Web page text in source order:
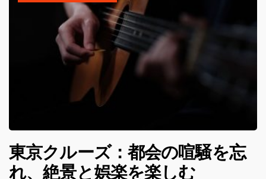
東京クルーズ：都会の喧騒を忘
れ、絶景と娯楽を楽しむ